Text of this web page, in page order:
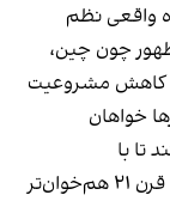
واقعی نظم
چون چین،
کاهش مشروعیت
خواهان
تا با
واقعیت‌های ژئوپلیتیکی، اقتصادی و فناورانه قرن ۲۱ هم‌خوان‌تر